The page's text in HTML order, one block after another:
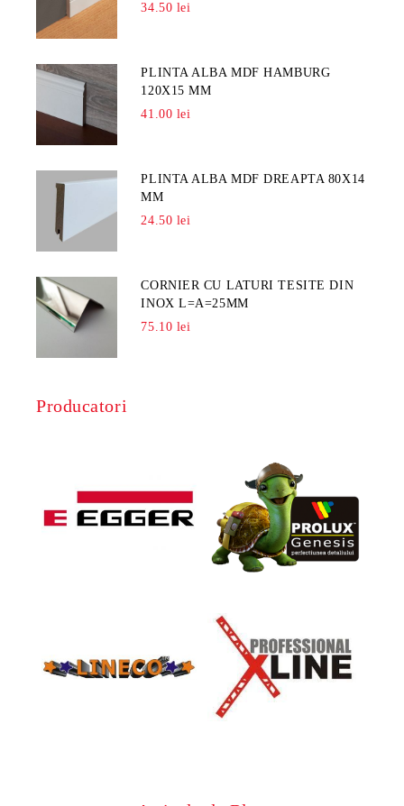
34.50 lei
PLINTA ALBA MDF HAMBURG
120X15 MM
41.00 lei
PLINTA ALBA MDF DREAPTA 80X14
MM
24.50 lei
CORNIER CU LATURI TESITE DIN
INOX L=A=25MM
75.10 lei
Producatori